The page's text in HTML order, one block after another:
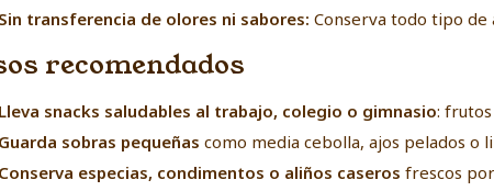
Sin transferencia de olores ni sabores: Conserva todo tipo de
recomendados
Lleva snacks saludables al trabajo, colegio o gimnasio:
Guarda sobras pequeñas como media cebolla, ajos pelados
Conserva especias, condimentos o aliños caseros frescos